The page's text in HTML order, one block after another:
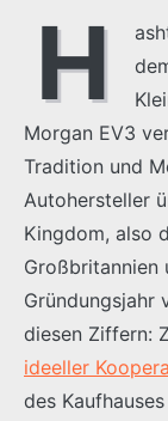
H
Morgan EV3
Tradition und
Autohersteller
Kingdom, also
Großbritannien
Gründungsjahr
diesen Ziffern:
ideeller
des